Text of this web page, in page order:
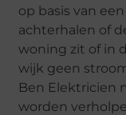
op basis van
achterhalen of
woning zit of in
wijk geen
Ben Elektricien
worden